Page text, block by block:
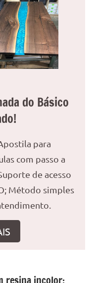
do Básico
para
com passo a
de acesso
Método simples